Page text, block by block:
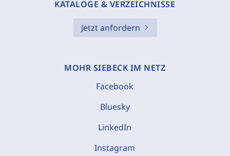
KATALOGE & VERZEICHNISSE
Jetzt anfordern
MOHR SIEBECK IM NETZ
Facebook
Bluesky
LinkedIn
Instagram